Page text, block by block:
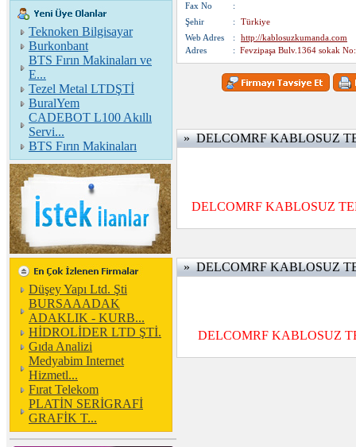
Teknoken Bilgisayar
Burkonbant
BTS Fırın Makinaları ve
E...
Tezel Metal LTDŞTİ
BuralYem
CADEBOT L100 Akıllı
Servi...
BTS Fırın Makinaları
Düşey Yapı Ltd. Şti
BURSAAADAK
ADAKLIK - KURB...
HİDROLİDER LTD ŞTİ.
Gıda Analizi
Medyabim Internet
Hizmetl...
Fırat Telekom
PLATİN SERİGRAFİ
GRAFİK T...
Fax No
:
Şehir
:
Türkiye
Web Adres
:
http://kablosuzkumanda.com
Adres
: Fevzipaşa Bulv.1364 sokak
» DELCOMRF KABLOSUZ
DELCOMRF KABLOSUZ
» DELCOMRF KABLOSUZ
DELCOMRF KABLOSUZ